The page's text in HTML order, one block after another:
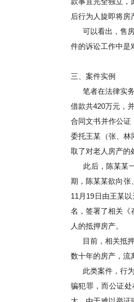
后行为人旋即将房
可以看出，售
件的诉讼工作中是
三、案件实例
笔者在法律实
借款共420万元，
合同文书并作公证
委托王某（张、林
取了对老人房产的
此后，陈某某
期，陈某某欲向张
11月19日由王某
名，签署了相关《
人的抵押房产。
目前，相关抵
数十年的房产，流
此类案件，行
骗犯罪，而公证